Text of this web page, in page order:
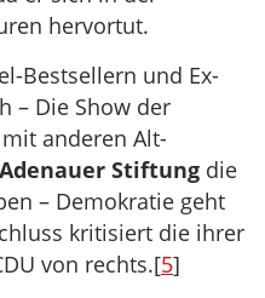
hervortut.
Bestsellern und Ex-
– Die Show der
anderen Alt-
Stiftung die
– Demokratie geht
kritisiert die ihrer
von rechts.[5]